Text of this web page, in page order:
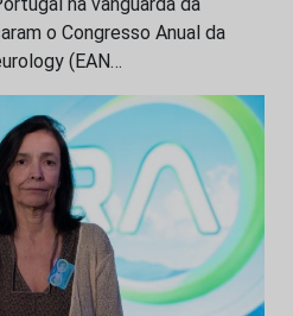
o Congresso Anual da
(EAN…